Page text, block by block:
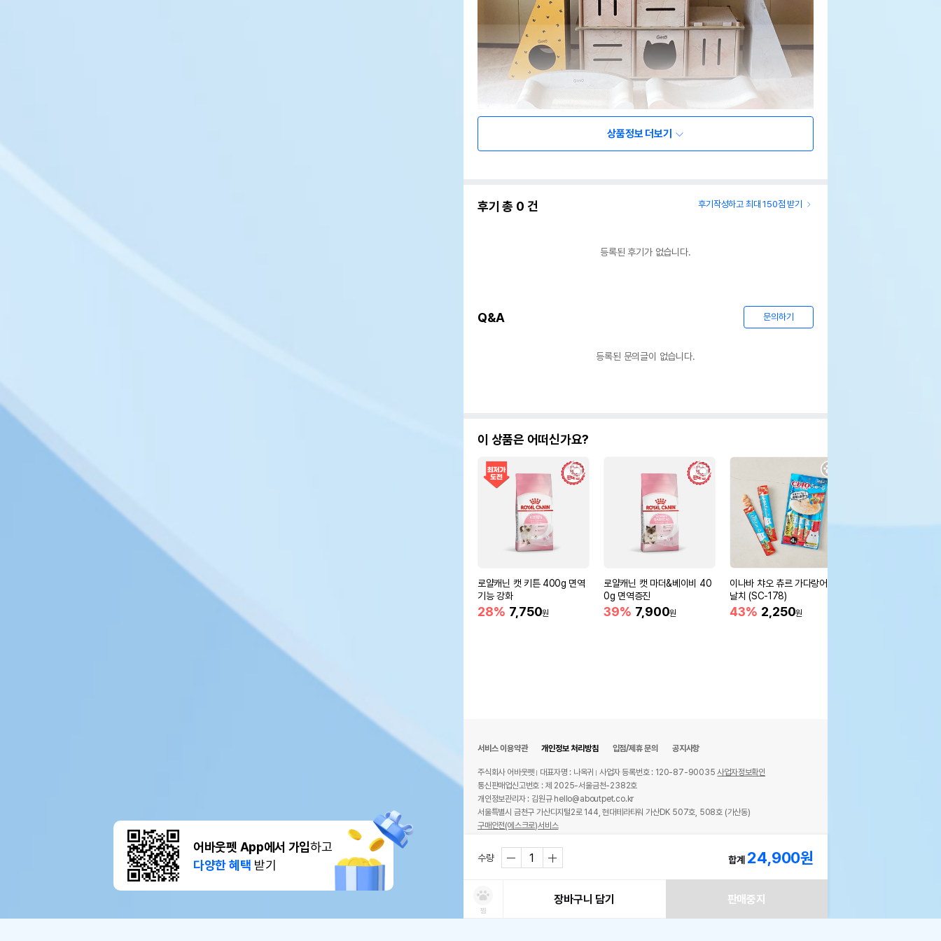
어바웃펫 App에서 가입하고
다양한 혜택 받기
상품정보 더보기
후기 총 0 건 후기작성하고 최대 150점 받기
등록된 후기가 없습니다.
Q&A 문의하기
등록된 문의글이 없습니다.
이 상품은 어떠신가요?
로얄캐닌 캣 키튼 400g 면역
기능 강화
28% 7,750원
로얄캐닌 캣 마더&베이비 40
0g 면역증진
39% 7,900원
이나바 챠오 츄르 가다랑어&
날치 (SC-178)
43% 2,250원
수량 합계 24,900원
찜
장바구니 담기 판매중지
서비스 이용약관 개인정보 처리방침 입점/제휴 문의 공지사항
주식회사 어바웃펫 대표자명 : 나옥귀 사업자 등록번호 : 120-87-90035사업자정보확인
통신판매업신고번호 : 제 2025-서울금천-2382호
개인정보관리자 : 김원규 hello@aboutpet.co.kr
서울특별시 금천구 가산디지털2로 144, 현대테라타워 가산DK 507호, 508호 (가산동)
구매안전(에스크로)서비스